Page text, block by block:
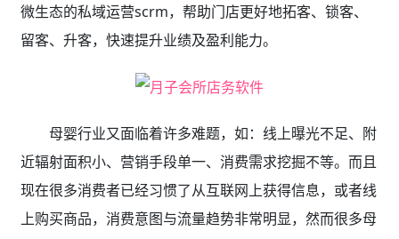
微生态的私域运营scrm，帮助门店更好地拓客、锁客、
留客、升客，快速提升业绩及盈利能力。
母婴行业又面临着许多难题，如：线上曝光不足、附
近辐射面积小、营销手段单一、消费需求挖掘不等。而且
现在很多消费者已经习惯了从互联网上获得信息，或者线
上购买商品，消费意图与流量趋势非常明显，然而很多母